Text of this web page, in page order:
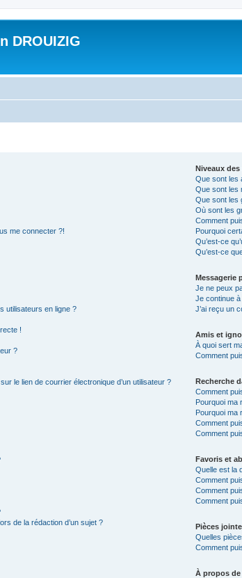
DROUIZIG
me connecter ?!
utilisateurs en ligne ?
!
?
le lien de courrier électronique d’un utilisateur ?
de la rédaction d’un sujet ?
Niveaux
Que sont les
Que sont les
Que sont les
Où sont les
Comment
Pourquoi
Qu’est-ce
Qu’est-ce
Messagerie
Je ne peux
Je continue
J’ai reçu un
Amis et
À quoi sert
Comment
Recherche
Comment
Pourquoi ma
Pourquoi ma
Comment
Comment
Favoris et
Quelle est la
Comment
Comment
Comment
Pièces
Quelles
Comment
À propos